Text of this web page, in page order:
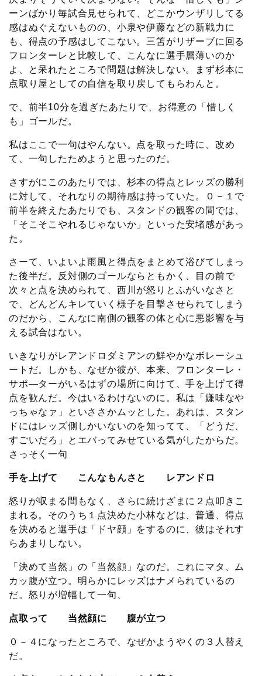
ーンばかり毎試合見せられて、どこかウンザリしてる
感はぬぐえないものの、小泉や伊藤などの新戦力に
も、得点の予感はしてこない。三笘がリザーブに回る
フロンターレと比較して、こんなに選手層薄いのか
よ、と呆れたところで問題は解決しない。まず杉本に
点取り屋としての自信を取り戻してもらわんと。
で、前半10分を過ぎたあたりで、お得意の「惜しく
も」ゴールだ。
私はここで一句はやんない。点を取った時に、改め
て、一句したためようと思ったのだ。
さすがにこのあたりでは、杉本の得点とレッズの勝利
に対して、それなりの期待感は持っていた。０－１で
前半を終えたあたりでも、スタンドの観客の間では、
「そこそこやれるじゃないか」といった安堵感があっ
た。
さーて、いよいよ雨風と得点をまとめて浴びてしまっ
た後半だ。反対側のゴールならともかく、目の前で
次々と点を決められて、西川が怒りとふがいなさと
で、どんどんキレていく様子を目撃させられてしまう
のだから、こんなに南側の観客の体と心に悪影響を与
える試合はない。
いきなりがレアンドロダミアンの鮮やかなボレーシュ
ートだ。しかも、なぜか彼が、本来、フロンターレ・
サポ―ターがいるはずの場所に向けて、手を上げて得
点を歓んだ。今はいるわけないのに。私は「嫌味なや
っちゃなァ」といささかムッとした。あれは、スタン
ドにはレッズ側しかいないのを知ってて、「どうだ、
すごいだろ」とエバってみせている気がしたからだ。
さっそく一句
手を上げて こんなもんさと レアンドロ
怒りが収まる間もなく、さらに続けざまに２点叩きこ
まれる。そのうち１点決めた小林などは、普通、得点
を決めると選手は「ドヤ顔」をするのに、彼はそれす
らあまりしない。
「決めて当然」の「当然顔」なのだ。これにマタ、ム
カッ腹が立つ。明らかにレッズはナメられているの
だ。怒りが増幅して一句、
点取って 当然顔に 腹が立つ
０－４になったところで、なぜかようやくの３人替え
だ。